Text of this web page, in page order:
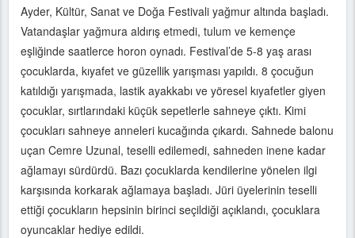
Ayder, Kültür, Sanat ve Doğa Festivali yağmur altında başladı.
Vatandaşlar yağmura aldırış etmedi, tulum ve kemençe
eşliğinde saatlerce horon oynadı. Festival’de 5-8 yaş arası
çocuklarda, kıyafet ve güzellik yarışması yapıldı. 8 çocuğun
katıldığı yarışmada, lastik ayakkabı ve yöresel kıyafetler giyen
çocuklar, sırtlarındaki küçük sepetlerle sahneye çıktı. Kimi
çocukları sahneye anneleri kucağında çıkardı. Sahnede balonu
uçan Cemre Uzunal, teselli edilemedi, sahneden inene kadar
ağlamayı sürdürdü. Bazı çocuklarda kendilerine yönelen ilgi
karşısında korkarak ağlamaya başladı. Jüri üyelerinin teselli
ettiği çocukların hepsinin birinci seçildiği açıklandı, çocuklara
oyuncaklar hediye edildi.